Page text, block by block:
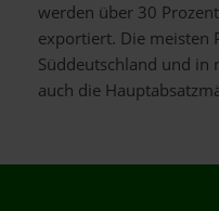
werden über 30
exportiert. Die meisten
Süddeutschland und in
auch die